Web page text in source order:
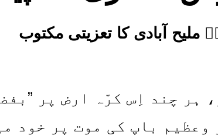
ملیح آبادی کا تعزیتی مکتوب
ہر چند اِس کرّہ ارض پر
باپ کی موت پر خود